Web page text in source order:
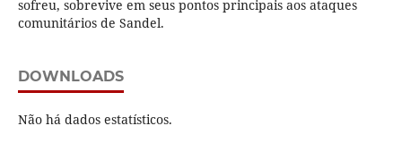
sofreu, sobrevive em seus pontos principais aos ataques
comunitários de Sandel.
DOWNLOADS
Não há dados estatísticos.